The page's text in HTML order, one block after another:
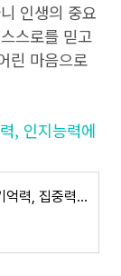
인생의 중요
스로를 믿고
린 마음으로
, 인지능력에
수험생 비타민 추천 6가지 : 기억력, 집중력, 인지능력에 좋아